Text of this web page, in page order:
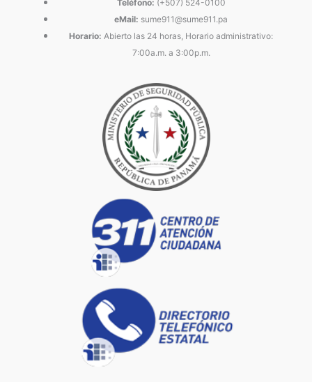
Teléfono: (+507) 524-0100
eMail: sume911@sume911.pa
Horario: Abierto las 24 horas, Horario administrativo:
7:00a.m. a 3:00p.m.